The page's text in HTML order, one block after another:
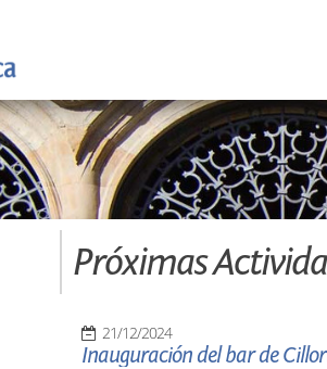
Próximas
21/12/2024
Inauguración del bar de